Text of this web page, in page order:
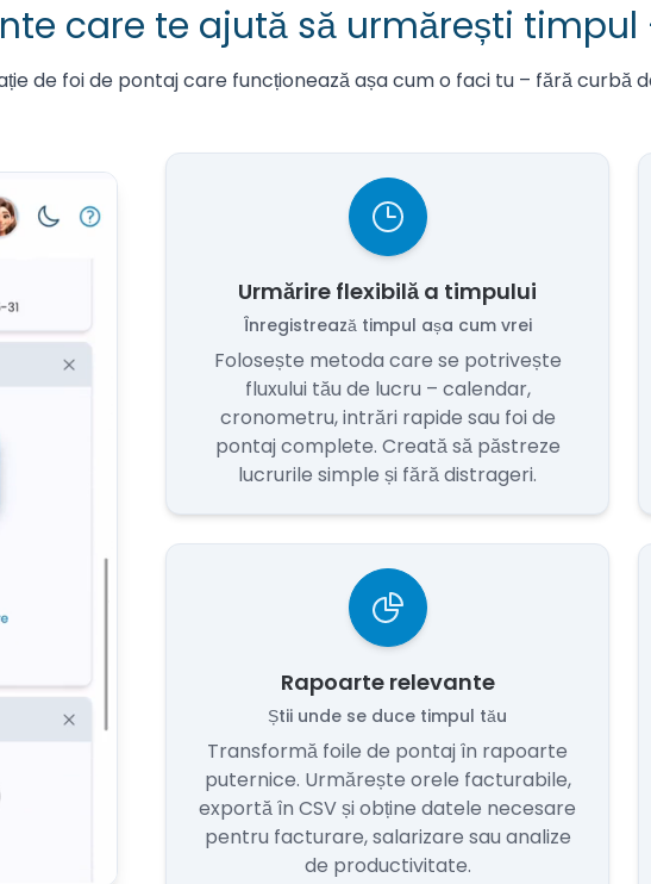
care te ajută să urmărești timpul
de foi de pontaj care funcționează așa cum o faci tu – fără curbă
Urmărire flexibilă a timpului
Înregistrează timpul așa cum vrei
Folosește metoda care se potrivește
fluxului tău de lucru – calendar,
cronometru, intrări rapide sau foi de
pontaj complete. Creată să păstreze
lucrurile simple și fără distrageri.
Rapoarte relevante
Știi unde se duce timpul tău
Transformă foile de pontaj în rapoarte
puternice. Urmărește orele facturabile,
exportă în CSV și obține datele necesare
pentru facturare, salarizare sau analize
de productivitate.